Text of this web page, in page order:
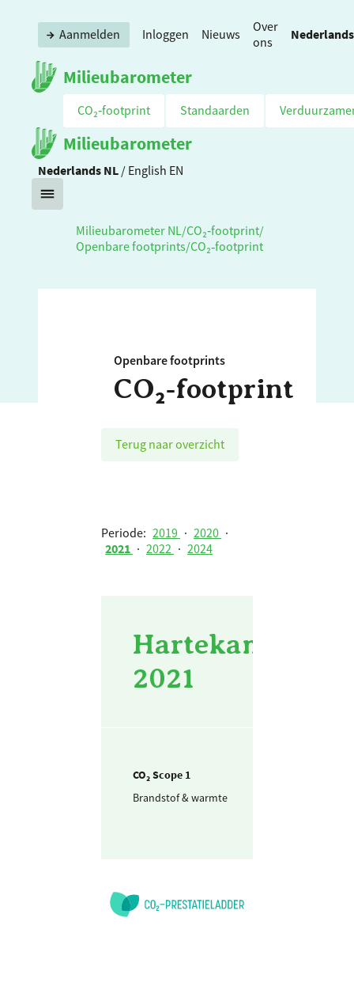
Milieubarometer
Aanmelden Inloggen Nieuws
Over
ons
Nederlands
CO₂‑footprint Standaarden
Milieubarometer
Nederlands NL / English EN
Milieubarometer NL /CO₂‑footprint/
Openbare footprints/CO₂‑footprint
Openbare footprints
CO₂‑footprint
Terug naar overzicht
Periode: 2019 · 2020 ·
2021 · 2022 · 2024
Hartekamp
2021
CO₂ Scope 1
Brandstof & warmte